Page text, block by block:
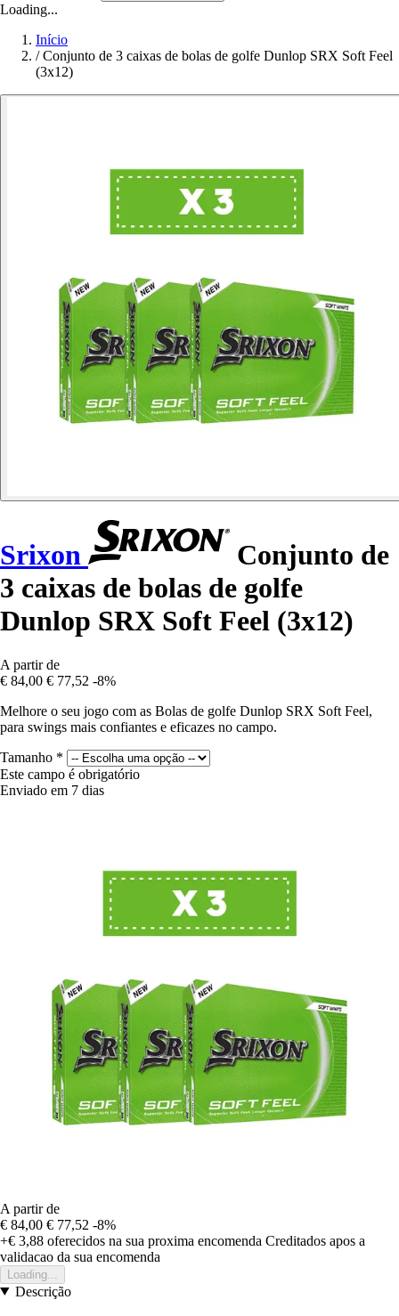
Loading...
Início
/ Conjunto de 3 caixas de bolas de golfe Dunlop SRX Soft Feel
(3x12)
Srixon
Conjunto de
3 caixas de bolas de golfe
Dunlop SRX Soft Feel (3x12)
A partir de
€ 84,00 € 77,52 -8%
Melhore o seu jogo com as Bolas de golfe Dunlop SRX Soft Feel,
para swings mais confiantes e eficazes no campo.
Tamanho *
Este campo é obrigatório
Enviado em 7 dias
A partir de
€ 84,00 € 77,52 -8%
+€ 3,88 oferecidos na sua proxima encomenda Creditados apos a
validacao da sua encomenda
Loading...
Descrição